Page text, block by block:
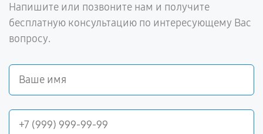
Напишите или позвоните нам и получите
бесплатную консультацию по интересующему Вас
вопросу.